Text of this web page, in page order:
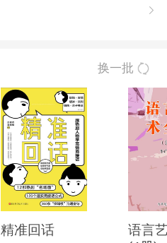
换一批
精准回话
语言